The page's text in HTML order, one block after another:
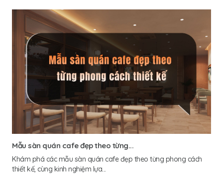
Mẫu sàn quán cafe đẹp theo từng...
Khám phá các mẫu sàn quán cafe đẹp theo từng phong cách
thiết kế, cùng kinh nghiệm lựa...